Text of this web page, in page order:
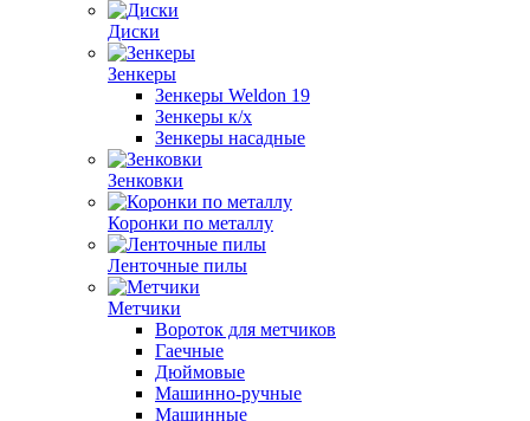
Диски
Зенкеры
Зенкеры Weldon 19
Зенкеры к/х
Зенкеры насадные
Зенковки
Коронки по металлу
Ленточные пилы
Метчики
Вороток для метчиков
Гаечные
Дюймовые
Машинно-ручные
Машинные